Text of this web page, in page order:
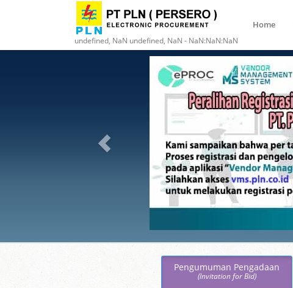
undefined, NaN undefined, NaN - NaN:NaN:NaN
Home
Pengumuman Pengadaan
(Invitation for Bid)